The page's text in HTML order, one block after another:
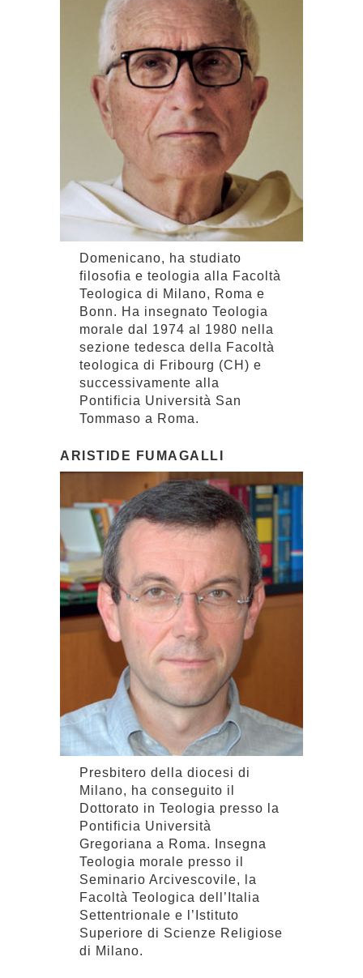
Domenicano, ha studiato
filosofia e teologia alla Facoltà
Teologica di Milano, Roma e
Bonn. Ha insegnato Teologia
morale dal 1974 al 1980 nella
sezione tedesca della Facoltà
teologica di Fribourg (CH) e
successivamente alla
Pontificia Università San
Tommaso a Roma.
ARISTIDE FUMAGALLI
Presbitero della diocesi di
Milano, ha conseguito il
Dottorato in Teologia presso la
Pontificia Università
Gregoriana a Roma. Insegna
Teologia morale presso il
Seminario Arcivescovile, la
Facoltà Teologica dell’Italia
Settentrionale e l’Istituto
Superiore di Scienze Religiose
di Milano.